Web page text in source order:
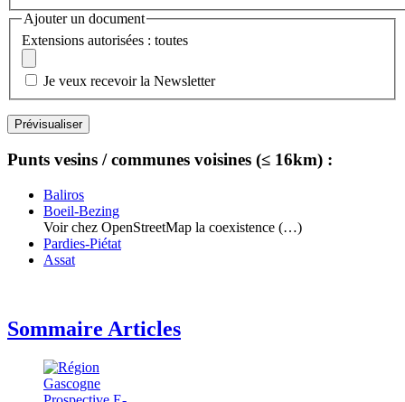
Ajouter un document
Extensions autorisées : toutes
Je veux recevoir la Newsletter
Punts vesins / communes voisines (≤ 16km) :
Baliros
Boeil-Bezing
Voir chez OpenStreetMap la coexistence (…)
Pardies-Piétat
Assat
Sommaire Articles